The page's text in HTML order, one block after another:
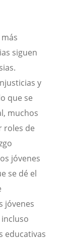
siguen
y
que se
muchos
roles de
jóvenes
se dé el
jóvenes
educativas